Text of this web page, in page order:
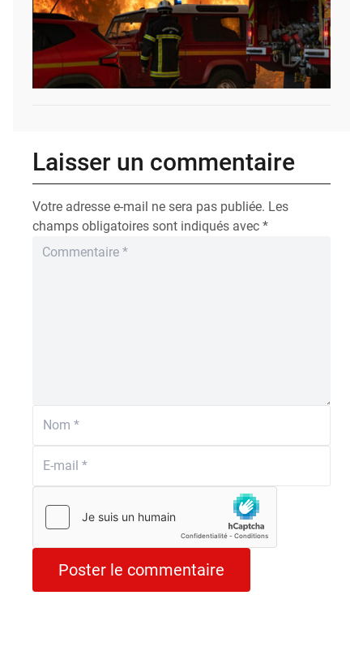
Laisser un commentaire
Votre adresse e-mail ne sera pas publiée. Les
champs obligatoires sont indiqués avec *